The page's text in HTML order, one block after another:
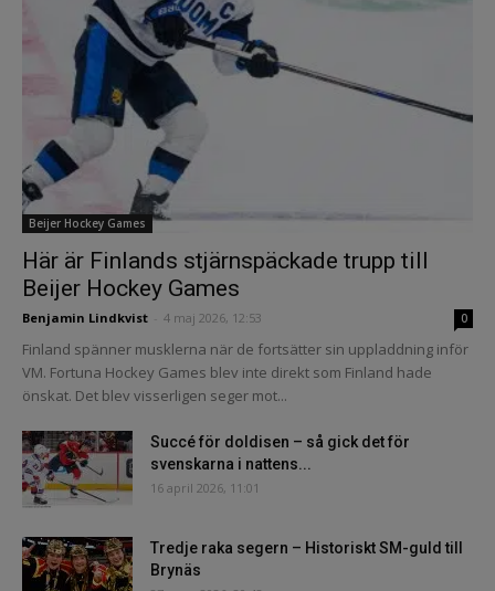
Beijer Hockey Games
Här är Finlands stjärnspäckade trupp till
Beijer Hockey Games
Benjamin Lindkvist 4 maj 2026, 12:53 0
Finland spänner musklerna när de fortsätter sin uppladdning inför
VM. Fortuna Hockey Games blev inte direkt som Finland hade
önskat. Det blev visserligen seger mot...
Succé för doldisen – så gick det för
svenskarna i nattens...
16 april 2026, 11:01
Tredje raka segern – Historiskt SM-guld till
Brynäs